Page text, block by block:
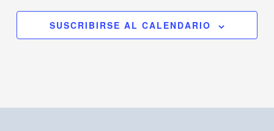
SUSCRIBIRSE AL CALENDARIO